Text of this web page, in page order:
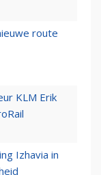
route
KLM Erik
Izhavia in